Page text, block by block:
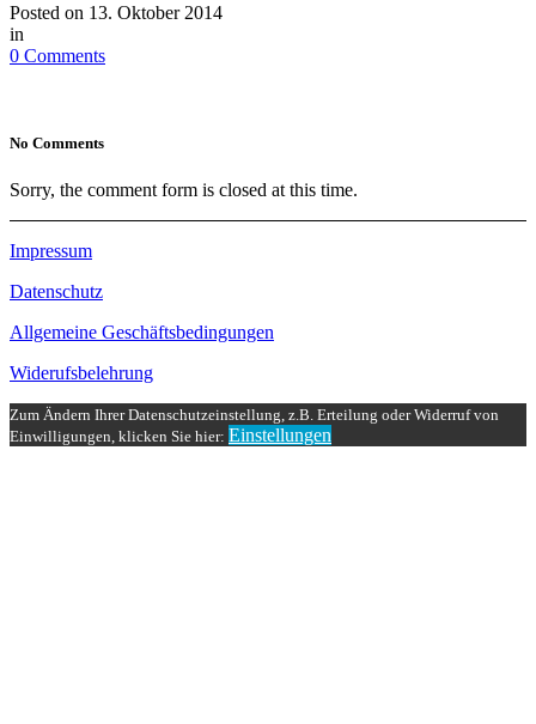
Posted on 13. Oktober 2014
in
0 Comments
No Comments
Sorry, the comment form is closed at this time.
Impressum
Datenschutz
Allgemeine Geschäftsbedingungen
Widerufsbelehrung
Zum Ändern Ihrer Datenschutzeinstellung, z.B. Erteilung oder Widerruf von
Einwilligungen, klicken Sie hier: Einstellungen